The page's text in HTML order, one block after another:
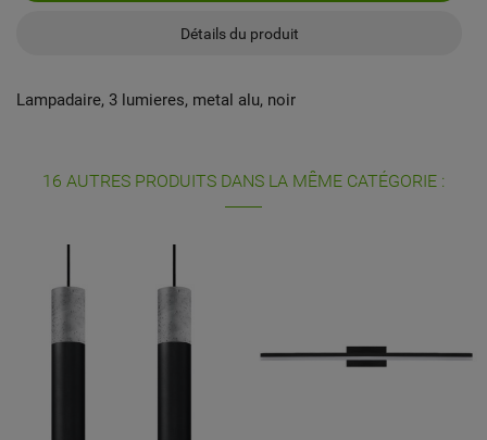
Détails du produit
Lampadaire, 3 lumieres, metal alu, noir
16 AUTRES PRODUITS DANS LA MÊME CATÉGORIE :